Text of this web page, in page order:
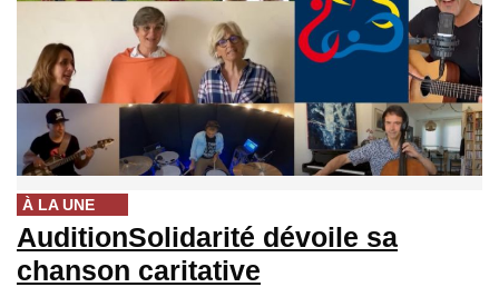
À LA UNE
AuditionSolidarité dévoile sa
chanson caritative